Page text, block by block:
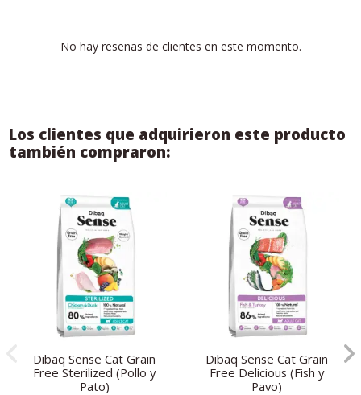
No hay reseñas de clientes en este momento.
Los clientes que adquirieron este producto
también compraron:
Dibaq Sense Cat Grain
Free Sterilized (Pollo y
Pato)
Dibaq Sense Cat Grain
Free Delicious (Fish y
Pavo)